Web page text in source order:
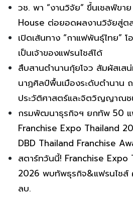
วช. พา “งานวิจัย” ขึ้นเชลฟ์ขา
House ต่อยอดผลงานวิจัยสู่ต
เปิดเส้นทาง “กาแฟพันธุ์ไทย”
เป็นเจ้าของแฟรนไชส์ได้
สืบสานตำนานกุ้ยโจว สัมผัสเส
นาฏศิลป์พื้นเมืองระดับตำนาน
ประวัติศาสตร์และจิตวิญญาณช
กรมพัฒนาธุรกิจฯ ยกทัพ 50 แ
Franchise Expo Thailand
DBD Thailand Franchise
สตาร์ทวันนี้! Franchise Expo
2026 พบทัพธุรกิจ&แฟรนไชส์
ลบ.